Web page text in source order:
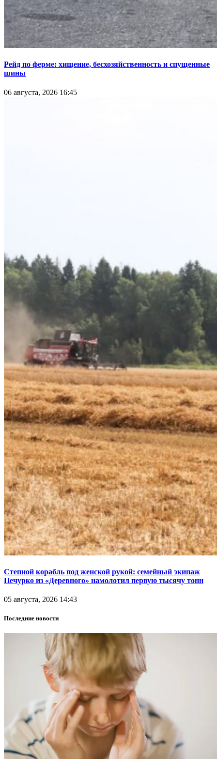
Рейд по ферме: хищение, бесхозяйственность и спущенные
шины
06 августа, 2026 16:45
Степной корабль под женской рукой: семейный экипаж
Печурко из «Деревного» намолотил первую тысячу тонн
05 августа, 2026 14:43
Последние новости